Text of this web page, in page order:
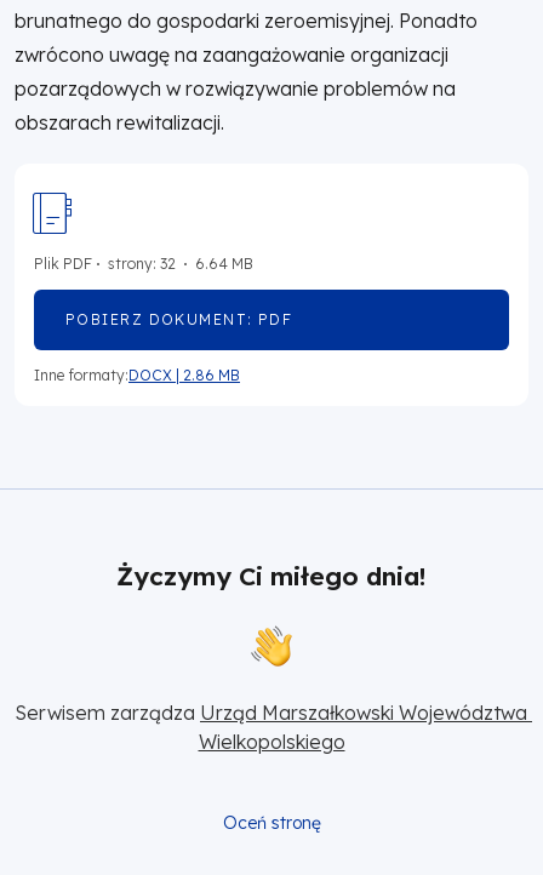
brunatnego do gospodarki zeroemisyjnej. Ponadto
zwrócono uwagę na zaangażowanie organizacji
pozarządowych w rozwiązywanie problemów na
obszarach rewitalizacji.
Plik PDF strony: 32 6.64 MB
POBIERZ DOKUMENT: PDF
Inne formaty:DOCX 2.86 MB
KARCIE
Życzymy Ci miłego dnia!
Serwisem zarządza Urząd Marszałkowski Województwa
Wielkopolskiego
Oceń stronę